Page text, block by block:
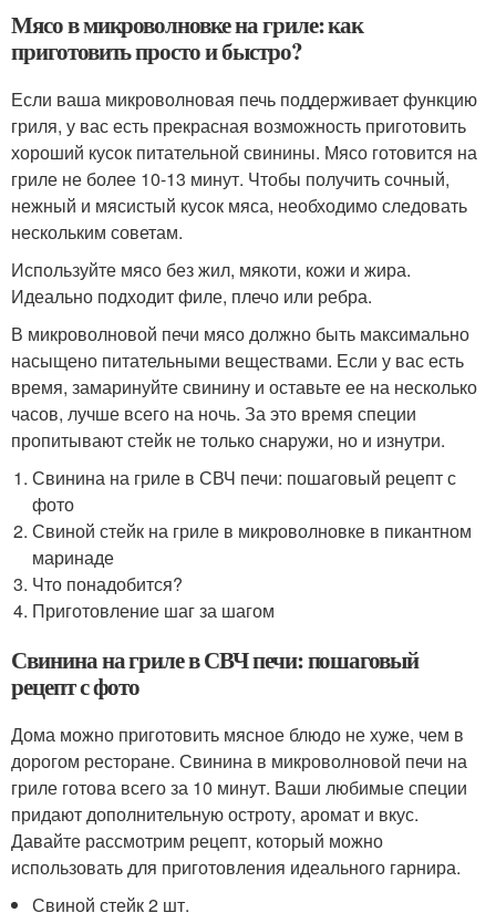
Мясо в микроволновке на гриле: как
приготовить просто и быстро?
Если ваша микроволновая печь поддерживает функцию
гриля, у вас есть прекрасная возможность приготовить
хороший кусок питательной свинины. Мясо готовится на
гриле не более 10-13 минут. Чтобы получить сочный,
нежный и мясистый кусок мяса, необходимо следовать
нескольким советам.
Используйте мясо без жил, мякоти, кожи и жира.
Идеально подходит филе, плечо или ребра.
В микроволновой печи мясо должно быть максимально
насыщено питательными веществами. Если у вас есть
время, замаринуйте свинину и оставьте ее на несколько
часов, лучше всего на ночь. За это время специи
пропитывают стейк не только снаружи, но и изнутри.
Свинина на гриле в СВЧ печи: пошаговый рецепт с
фото
Свиной стейк на гриле в микроволновке в пикантном
маринаде
Что понадобится?
Приготовление шаг за шагом
Свинина на гриле в СВЧ печи: пошаговый
рецепт с фото
Дома можно приготовить мясное блюдо не хуже, чем в
дорогом ресторане. Свинина в микроволновой печи на
гриле готова всего за 10 минут. Ваши любимые специи
придают дополнительную остроту, аромат и вкус.
Давайте рассмотрим рецепт, который можно
использовать для приготовления идеального гарнира.
Свиной стейк 2 шт.